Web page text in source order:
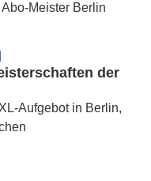
Meister Berlin
der
Aufgebot in Berlin,